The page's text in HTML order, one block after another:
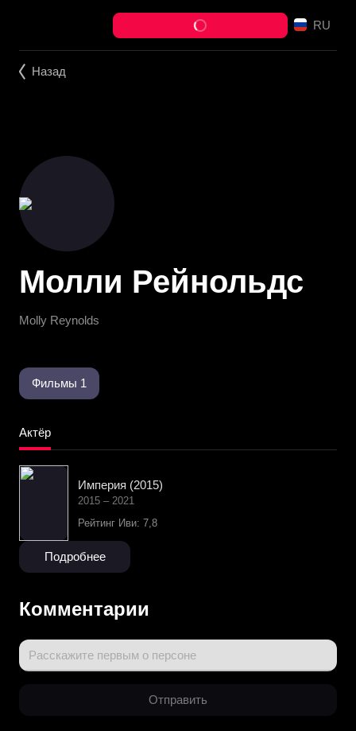
RU
Назад
Molly Reynolds
Молли Рейнольдс
Фильмы 1
Актёр
Империя (2015)
2015 – 2021
Рейтинг Иви: 7,8
Подробнее
Комментарии
Расскажите первым о персоне
Отправить